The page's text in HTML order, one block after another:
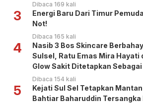
Dibaca 169 kali
3
Energi Baru Dari Timur
Not!
Dibaca 165 kali
4
Nasib 3 Bos Skincare
Sulsel, Ratu Emas Mira Hayati
Glow Sakit Ditetapkan
Dibaca 154 kali
5
Kejati Sul Sel Tetapkan
Bahtiar Baharuddin